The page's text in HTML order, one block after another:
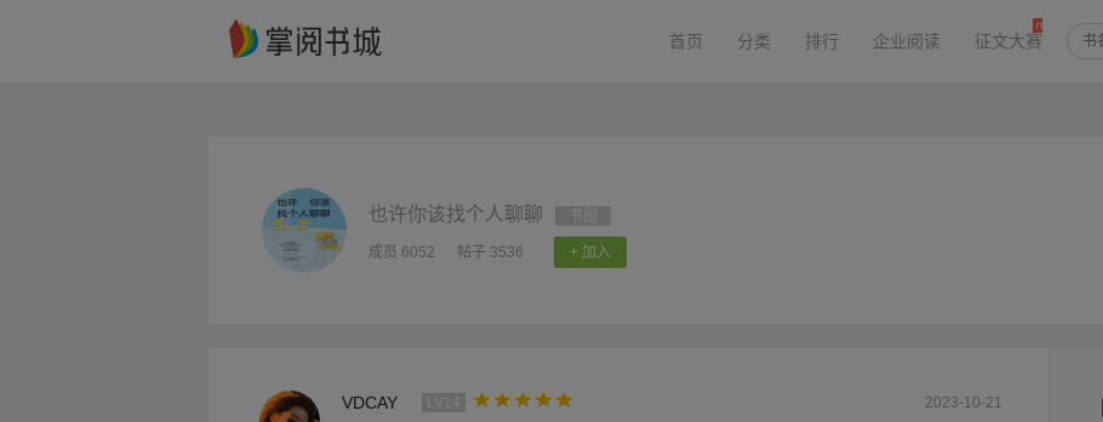
首页 分类 排行 企业阅读 征文大赛
也许你该找个人聊聊
成员 6052 帖子 3536
+ 加入
VDCAY 2023-10-21